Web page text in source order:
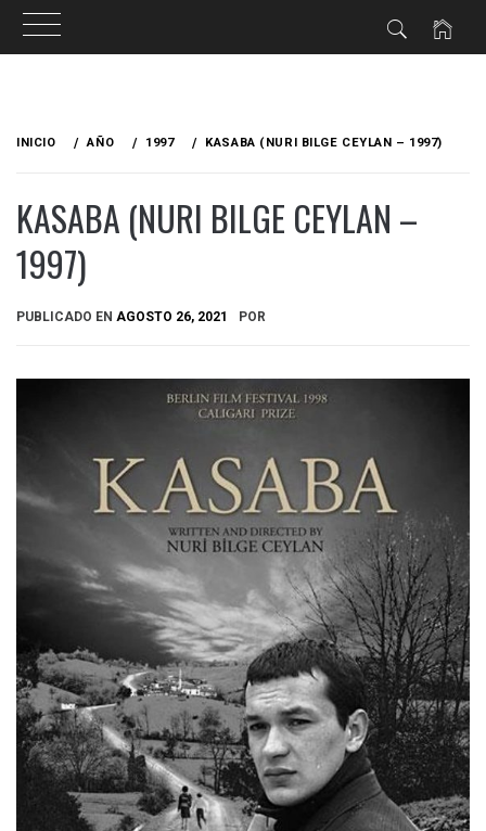
INICIO AÑO 1997 KASABA (NURI BILGE CEYLAN – 1997)
KASABA (NURI BILGE CEYLAN –
1997)
PUBLICADO EN AGOSTO 26, 2021 POR